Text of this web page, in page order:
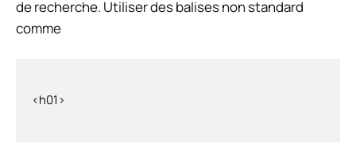
de recherche. Utiliser des balises non standard
comme